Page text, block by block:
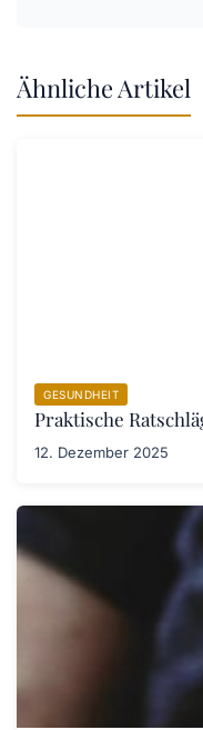
Ähnliche Artikel
GESUNDHEIT
Praktische
12. Dezember 2025